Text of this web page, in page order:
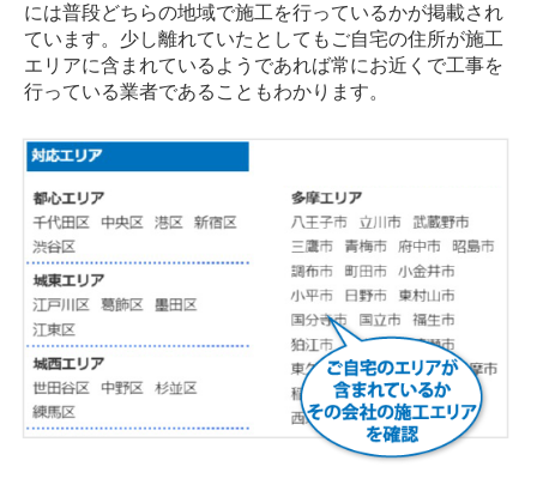
には普段どちらの地域で施工を行っているかが掲載され
ています。少し離れていたとしてもご自宅の住所が施工
エリアに含まれているようであれば常にお近くで工事を
行っている業者であることもわかります。